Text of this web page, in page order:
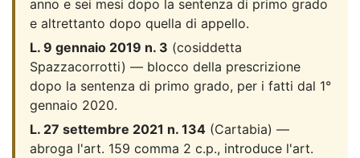
anno e sei mesi dopo la sentenza di primo grado
e altrettanto dopo quella di appello.
L. 9 gennaio 2019 n. 3 (cosiddetta
Spazzacorrotti) — blocco della prescrizione
dopo la sentenza di primo grado, per i fatti dal 1°
gennaio 2020.
L. 27 settembre 2021 n. 134 (Cartabia) —
abroga l'art. 159 comma 2 c.p., introduce l'art.